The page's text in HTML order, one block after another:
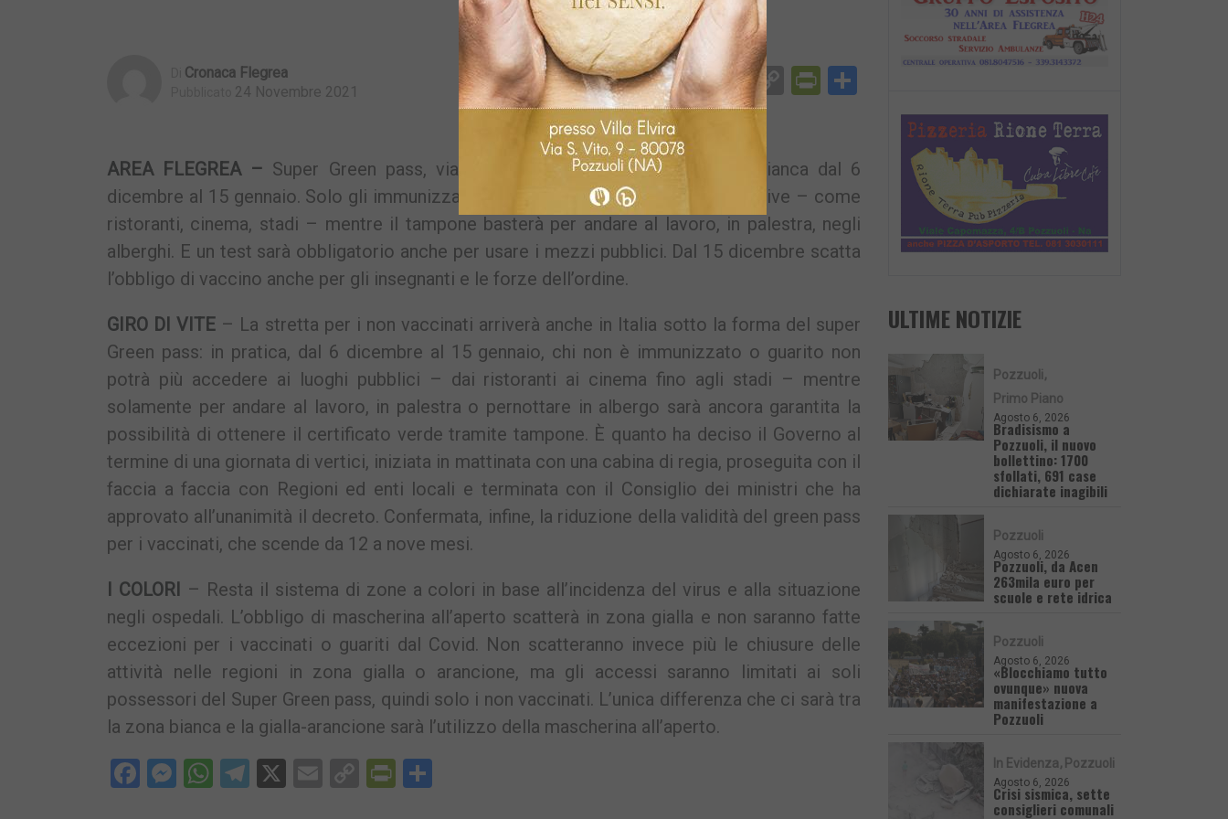
Cronaca Flegrea
24 Novembre 2021 Facebook
Messenger
WhatsApp
Telegram
X EmailCopyPrintFriendly
AREA FLEGREA – Super Green pass, via libera del governo: varrà in zona bianca dal 6
dicembre al 15 gennaio. Solo gli immunizzati avranno accesso alle attività ricreative – come
ristoranti, cinema, stadi – mentre il tampone basterà per andare al lavoro, in palestra, negli
alberghi. E un test sarà obbligatorio anche per usare i mezzi pubblici. Dal 15 dicembre scatta
l’obbligo di vaccino anche per gli insegnanti e le forze dell’ordine.
GIRO DI VITE – La stretta per i non vaccinati arriverà anche in Italia sotto la forma del super
Green pass: in pratica, dal 6 dicembre al 15 gennaio, chi non è immunizzato o guarito non
potrà più accedere ai luoghi pubblici – dai ristoranti ai cinema fino agli stadi – mentre
solamente per andare al lavoro, in palestra o pernottare in albergo sarà ancora garantita la
possibilità di ottenere il certificato verde tramite tampone. È quanto ha deciso il Governo al
termine di una giornata di vertici, iniziata in mattinata con una cabina di regia, proseguita con il
faccia a faccia con Regioni ed enti locali e terminata con il Consiglio dei ministri che ha
approvato all’unanimità il decreto. Confermata, infine, la riduzione della validità del green pass
per i vaccinati, che scende da 12 a nove mesi.
I COLORI
– Resta il sistema di zone a colori in base all’incidenza del virus e alla situazione
negli ospedali. L’obbligo di mascherina all’aperto scatterà in zona gialla e non saranno fatte
eccezioni per i vaccinati o guariti dal Covid. Non scatteranno invece più le chiusure delle
attività nelle regioni in zona gialla o arancione, ma gli accessi saranno limitati ai soli
possessori del Super Green pass, quindi solo i non vaccinati. L’unica differenza che ci sarà tra
la zona bianca e la gialla-arancione sarà l’utilizzo della mascherina all’aperto.
Facebook
Messenger
WhatsApp
Telegram
X EmailCopyPrintFriendly
ULTIME NOTIZIE
Pozzuoli
Primo Piano
Agosto 6, 2026
Bradisismo a
Pozzuoli, il nuovo
bollettino: 1700
sfollati, 691 case
dichiarate inagibili
Pozzuoli
Agosto 6, 2026
Pozzuoli, da Acen
263mila euro per
scuole e rete idrica
Pozzuoli
Agosto 6, 2026
«Blocchiamo tutto
ovunque» nuova
manifestazione a
Pozzuoli
In Evidenza Pozzuoli
Agosto 6, 2026
Crisi sismica, sette
consiglieri comunali